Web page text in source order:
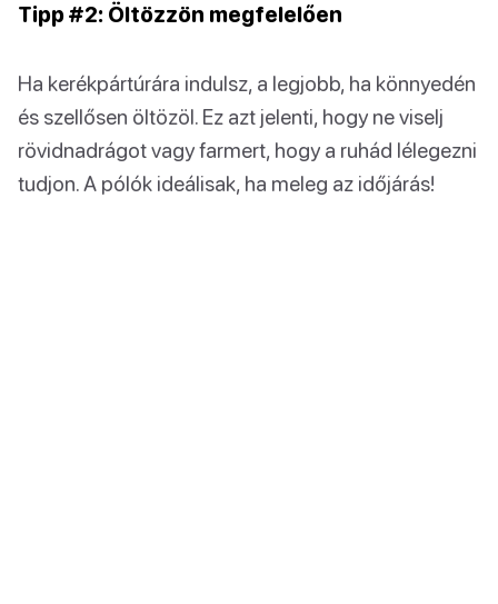
Tipp #2: Öltözzön megfelelően
Ha kerékpártúrára indulsz, a legjobb, ha könnyedén
és szellősen öltözöl. Ez azt jelenti, hogy ne viselj
rövidnadrágot vagy farmert, hogy a ruhád lélegezni
tudjon. A pólók ideálisak, ha meleg az időjárás!